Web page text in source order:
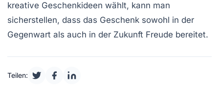
kreative Geschenkideen wählt, kann man
sicherstellen, dass das Geschenk sowohl in der
Gegenwart als auch in der Zukunft Freude bereitet.
Teilen: